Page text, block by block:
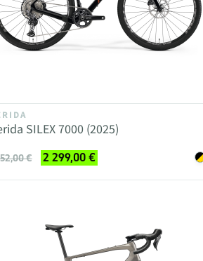
SILEX 7000 (2025)
€ 2 299,00 €